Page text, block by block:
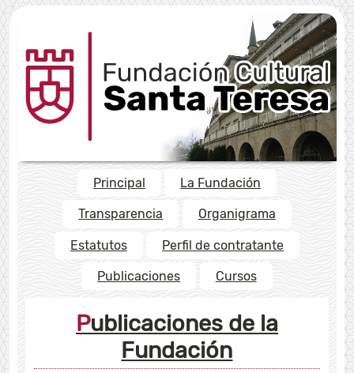
Principal La Fundación
Transparencia Organigrama
Estatutos Perfil de contratante
Publicaciones Cursos
Publicaciones de la
Fundación